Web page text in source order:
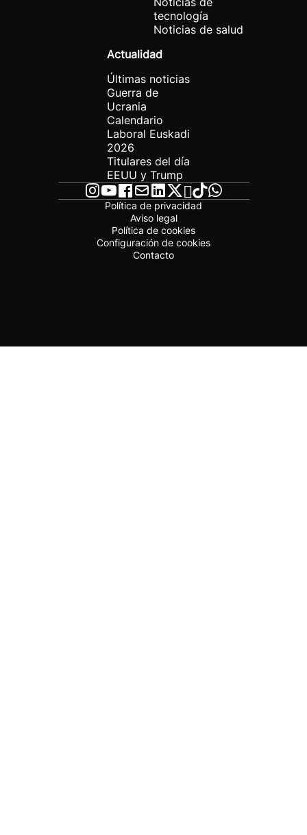
tecnología
Noticias de salud
Actualidad
Últimas noticias
Guerra de
Ucrania
Calendario
Laboral Euskadi
2026
Titulares del día
EEUU y Trump
Política de privacidad
Aviso legal
Política de cookies
Configuración de cookies
Contacto